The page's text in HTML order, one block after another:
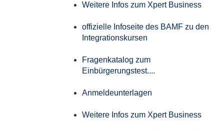
Weitere Infos zum Xpert Business
offizielle Infoseite des BAMF zu den
Integrationskursen
Fragenkatalog zum
Einbürgerungstest....
Anmeldeunterlagen
Weitere Infos zum Xpert Business